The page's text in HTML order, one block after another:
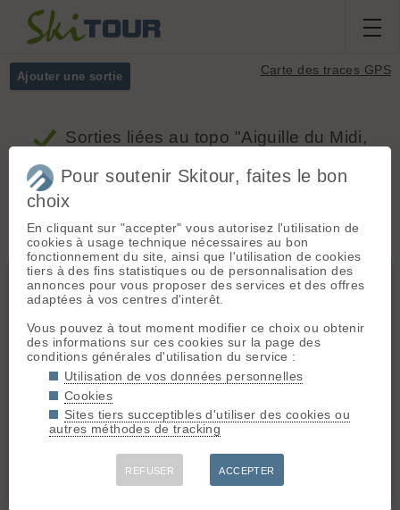
Carte des traces GPS
Ajouter une sortie
Sorties liées au topo "Aiguille du Midi,
Massifs Tous
Mont Blanc
Aiguille du Midi, Mallory-Porter
Pour soutenir Skitour, faites le bon
choix
En cliquant sur "accepter" vous autorisez l'utilisation de
cookies à usage technique nécessaires au bon
fonctionnement du site, ainsi que l'utilisation de cookies
tiers à des fins statistiques ou de personnalisation des
annonces pour vous proposer des services et des offres
adaptées à vos centres d'interêt.
Vous pouvez à tout moment modifier ce choix ou obtenir
des informations sur ces cookies sur la page des
conditions générales d'utilisation du service :
Utilisation de vos données personnelles
Cookies
Sites tiers succeptibles d'utiliser des cookies ou
autres méthodes de tracking
REFUSER ACCEPTER